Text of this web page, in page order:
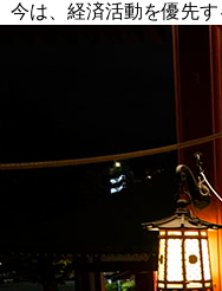
今は、経済活動を優先す